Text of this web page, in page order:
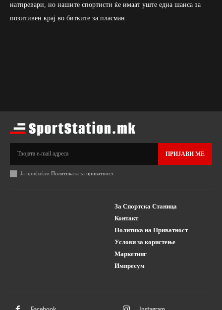
натпревари, но нашите спортисти ќе имаат уште една шанса за
позитивен крај во битките за пласман.
ПРИЈАВИ МЕ
Ја прифаќам Политиката за приватност.
За Спортска Станица
Контакт
Политика на Приватност
Услови за користење
Маркетинг
Импресум